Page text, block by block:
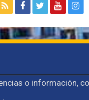
o información,